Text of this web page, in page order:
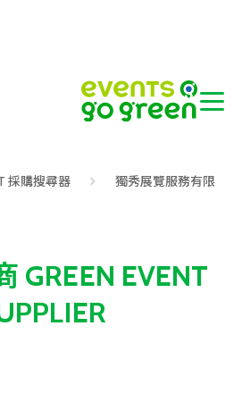
採購搜尋器
獨秀展覽服務有限
GREEN EVENT